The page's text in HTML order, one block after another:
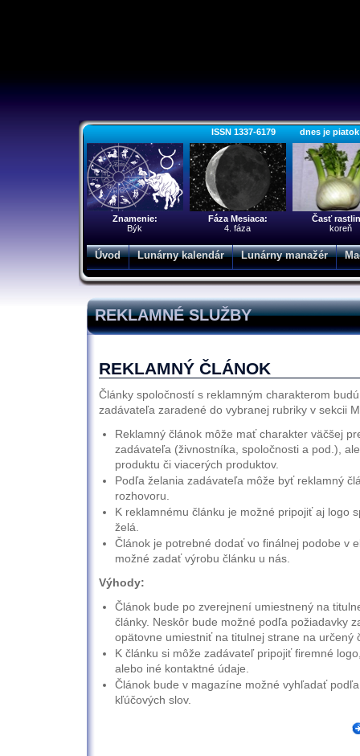
ISSN 1337-6179 dnes je piatok
Znamenie:
Býk
Fáza Mesiaca:
4. fáza
Časť
koreň
Úvod Lunárny kalendár Lunárny manažér
REKLAMNÉ SLUŽBY
REKLAMNÝ ČLÁNOK
Články spoločností s reklamným charakterom
zadávateľa zaradené do vybranej rubriky v sekcii
Reklamný článok môže mať charakter väčšej
zadávateľa (živnostníka, spoločnosti a pod.),
produktu či viacerých produktov.
Podľa želania zadávateľa môže byť reklamný
rozhovoru.
K reklamnému článku je možné pripojiť aj logo
želá.
Článok je potrebné dodať vo finálnej podobe v
možné zadať výrobu článku u nás.
Výhody:
Článok bude po zverejnení umiestnený na
články. Neskôr bude možné podľa požiadavky
opätovne umiestniť na titulnej strane na určený
K článku si môže zadávateľ pripojiť firemné
alebo iné kontaktné údaje.
Článok bude v magazíne možné vyhľadať
kľúčových slov.